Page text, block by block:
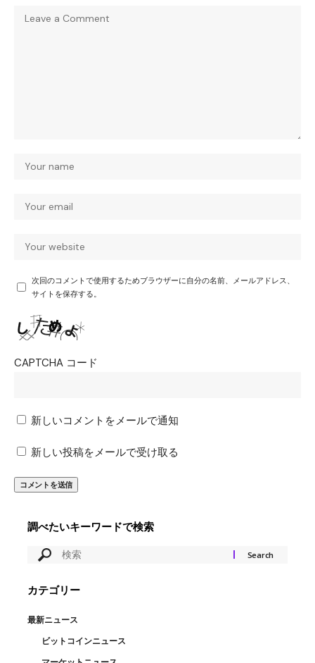
次回のコメントで使用するためブラウザーに自分の名前、メールアドレス、
サイトを保存する。
CAPTCHA コード
新しいコメントをメールで通知
新しい投稿をメールで受け取る
調べたいキーワードで検索
カテゴリー
最新ニュース
ビットコインニュース